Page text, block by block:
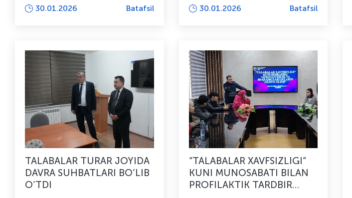
30.01.2026 Batafsil
ISHTIROKIDA DAVRA
30.01.2026 Batafsil
TALABALAR TURAR JOYIDA
DAVRA SUHBATLARI BO’LIB
O’TDI
“TALABALAR XAVFSIZLIGI”
KUNI MUNOSABATI BILAN
PROFILAKTIK TARDBIR